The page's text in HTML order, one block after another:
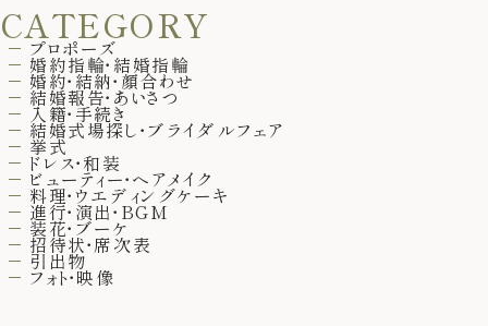
CATEGORY
プロポーズ
婚約指輪・結婚指輪
婚約・結納・顔合わせ
結婚報告・あいさつ
入籍・手続き
結婚式場探し・ブライダルフェア
挙式
ドレス・和装
ビューティー・ヘアメイク
料理・ウエディングケーキ
進行・演出・BGM
装花・ブーケ
招待状・席次表
引出物
フォト・映像